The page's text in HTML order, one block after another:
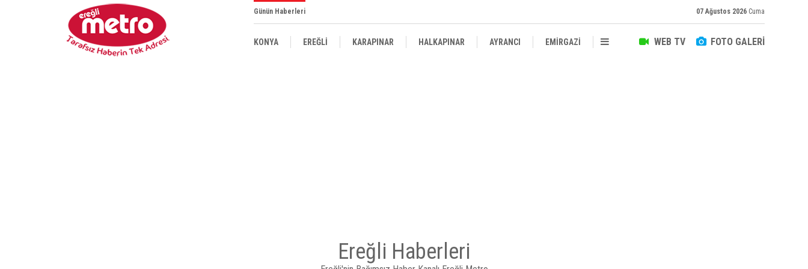
Günün Haberleri 07 Ağustos 2026 Cuma
WEB TV FOTO GALERİ
KONYA EREĞLİ KARAPINAR HALKAPINAR AYRANCI EMİRGAZİ
Ereğli Haberleri